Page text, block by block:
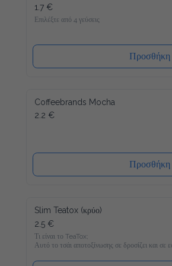
1.7 €
Επιλέξτε από 4 γεύσεις
Προσθήκη
Coffeebrands Mocha
2.2 €
Προσθήκη
Slim Teatox (κρύο)
2.5 €
Τι είναι το TeaTox;
Αυτό το τσάι αποτοξίνωσης σε δροσίζει και σε
Matcha, κουρκουμά και φυσικά γλυκομαννάνη,